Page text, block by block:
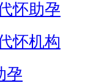
怀助孕
怀机构
孕